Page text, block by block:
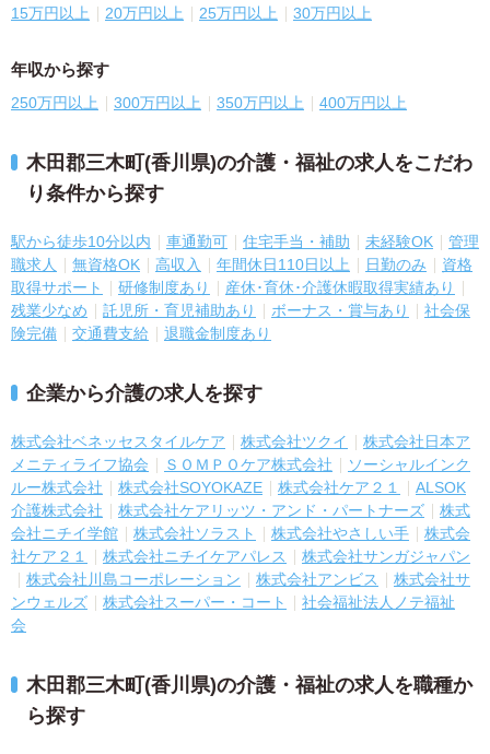
15万円以上 20万円以上 25万円以上 30万円以上
年収から探す
250万円以上 300万円以上 350万円以上 400万円以上
木田郡三木町(香川県)の介護・福祉の求人をこだわ
り条件から探す
駅から徒歩10分以内 車通勤可 住宅手当・補助 未経験OK
管理
職求人
無資格OK 高収入 年間休日110日以上 日勤のみ
資格
取得サポート
研修制度あり
産休･育休･介護休暇取得実績あり
残業少なめ
託児所・育児補助あり ボーナス・賞与あり
社会保
険完備
交通費支給 退職金制度あり
企業から介護の求人を探す
株式会社ベネッセスタイルケア 株式会社ツクイ
株式会社日本ア
メニティライフ協会
ＳＯＭＰＯケア株式会社
ソーシャルインク
ルー株式会社
株式会社SOYOKAZE 株式会社ケア２１
ALSOK
介護株式会社
株式会社ケアリッツ・アンド・パートナーズ
株式
会社ニチイ学館
株式会社ソラスト 株式会社やさしい手
株式会
社ケア２１
株式会社ニチイケアパレス
株式会社サンガジャパン
株式会社川島コーポレーション
株式会社アンビス
株式会社サ
ンウェルズ
株式会社スーパー・コート
社会福祉法人ノテ福祉
会
木田郡三木町(香川県)の介護・福祉の求人を職種か
ら探す